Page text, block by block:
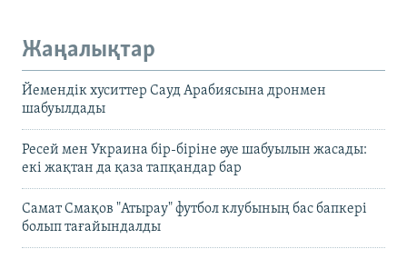
Жаңалықтар
Йемендік хуситтер Сауд Арабиясына дронмен
шабуылдады
Ресей мен Украина бір-біріне әуе шабуылын жасады:
екі жақтан да қаза тапқандар бар
Самат Смақов "Атырау" футбол клубының бас бапкері
болып тағайындалды